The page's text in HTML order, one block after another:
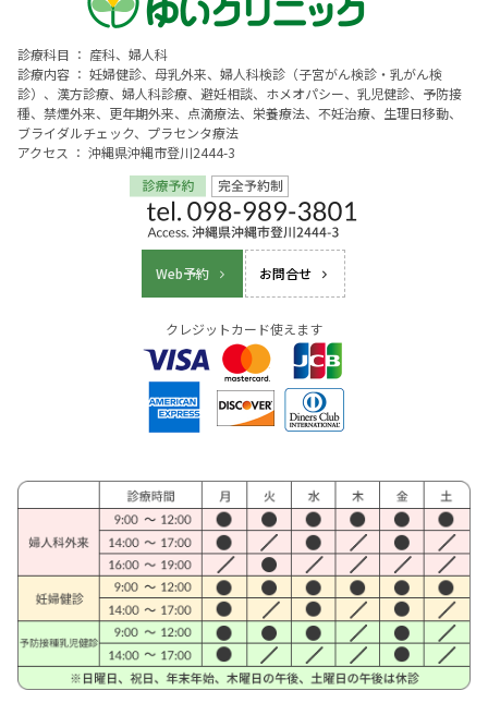
診療科目 ： 産科、婦人科
診療内容 ： 妊婦健診、母乳外来、婦人科検診（子宮がん検診・乳がん検
診）、漢方診療、婦人科診療、避妊相談、ホメオパシー、乳児健診、予防接
種、禁煙外来、更年期外来、点滴療法、栄養療法、不妊治療、生理日移動、
ブライダルチェック、プラセンタ療法
アクセス ： 沖縄県沖縄市登川2444-3
Web予約 お問合せ
クレジットカード使えます